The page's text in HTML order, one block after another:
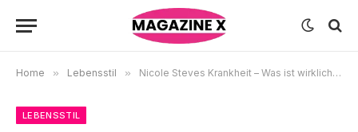
Home » Lebensstil » Nicole Steves Krankheit – Was ist wirklich bekannt?
LEBENSSTIL